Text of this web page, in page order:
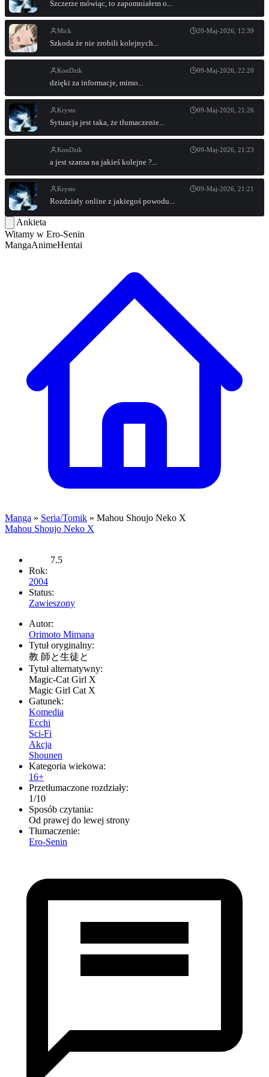
Szczerze mówiąc, to zapomniałem o...
Mick 20-Maj-2026, 12:39
Szkoda że nie zrobili kolejnych...
KonDzik 09-Maj-2026, 22:20
dzięki za informacje, mimo...
Krysto 09-Maj-2026, 21:26
Sytuacja jest taka, że tłumaczenie...
KonDzik 09-Maj-2026, 21:23
a jest szansa na jakieś kolejne ?...
Krysto 09-Maj-2026, 21:21
Rozdziały online z jakiegoś powodu...
Ankieta
Witamy w Ero-Senin
MangaAnimeHentai
Manga » Seria/Tomik » Mahou Shoujo Neko X
Mahou Shoujo Neko X
7.5
Rok:
2004
Status:
Zawieszony
Autor:
Orimoto Mimana
Tytuł oryginalny:
教 師と生徒と
Tytuł alternatywny:
Magic-Cat Girl X
Magic Girl Cat X
Gatunek:
Komedia
Ecchi
Sci-Fi
Akcja
Shounen
Kategoria wiekowa:
16+
Przetłumaczone rozdziały:
1/10
Sposób czytania:
Od prawej do lewej strony
Tłumaczenie:
Ero-Senin